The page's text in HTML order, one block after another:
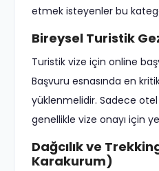
etmek isteyenler bu
Bireysel Turistik
Turistik vize için online
Başvuru esnasında en
yüklenmelidir. Sadece
genellikle vize onayı için
Dağcılık ve
Karakurum)